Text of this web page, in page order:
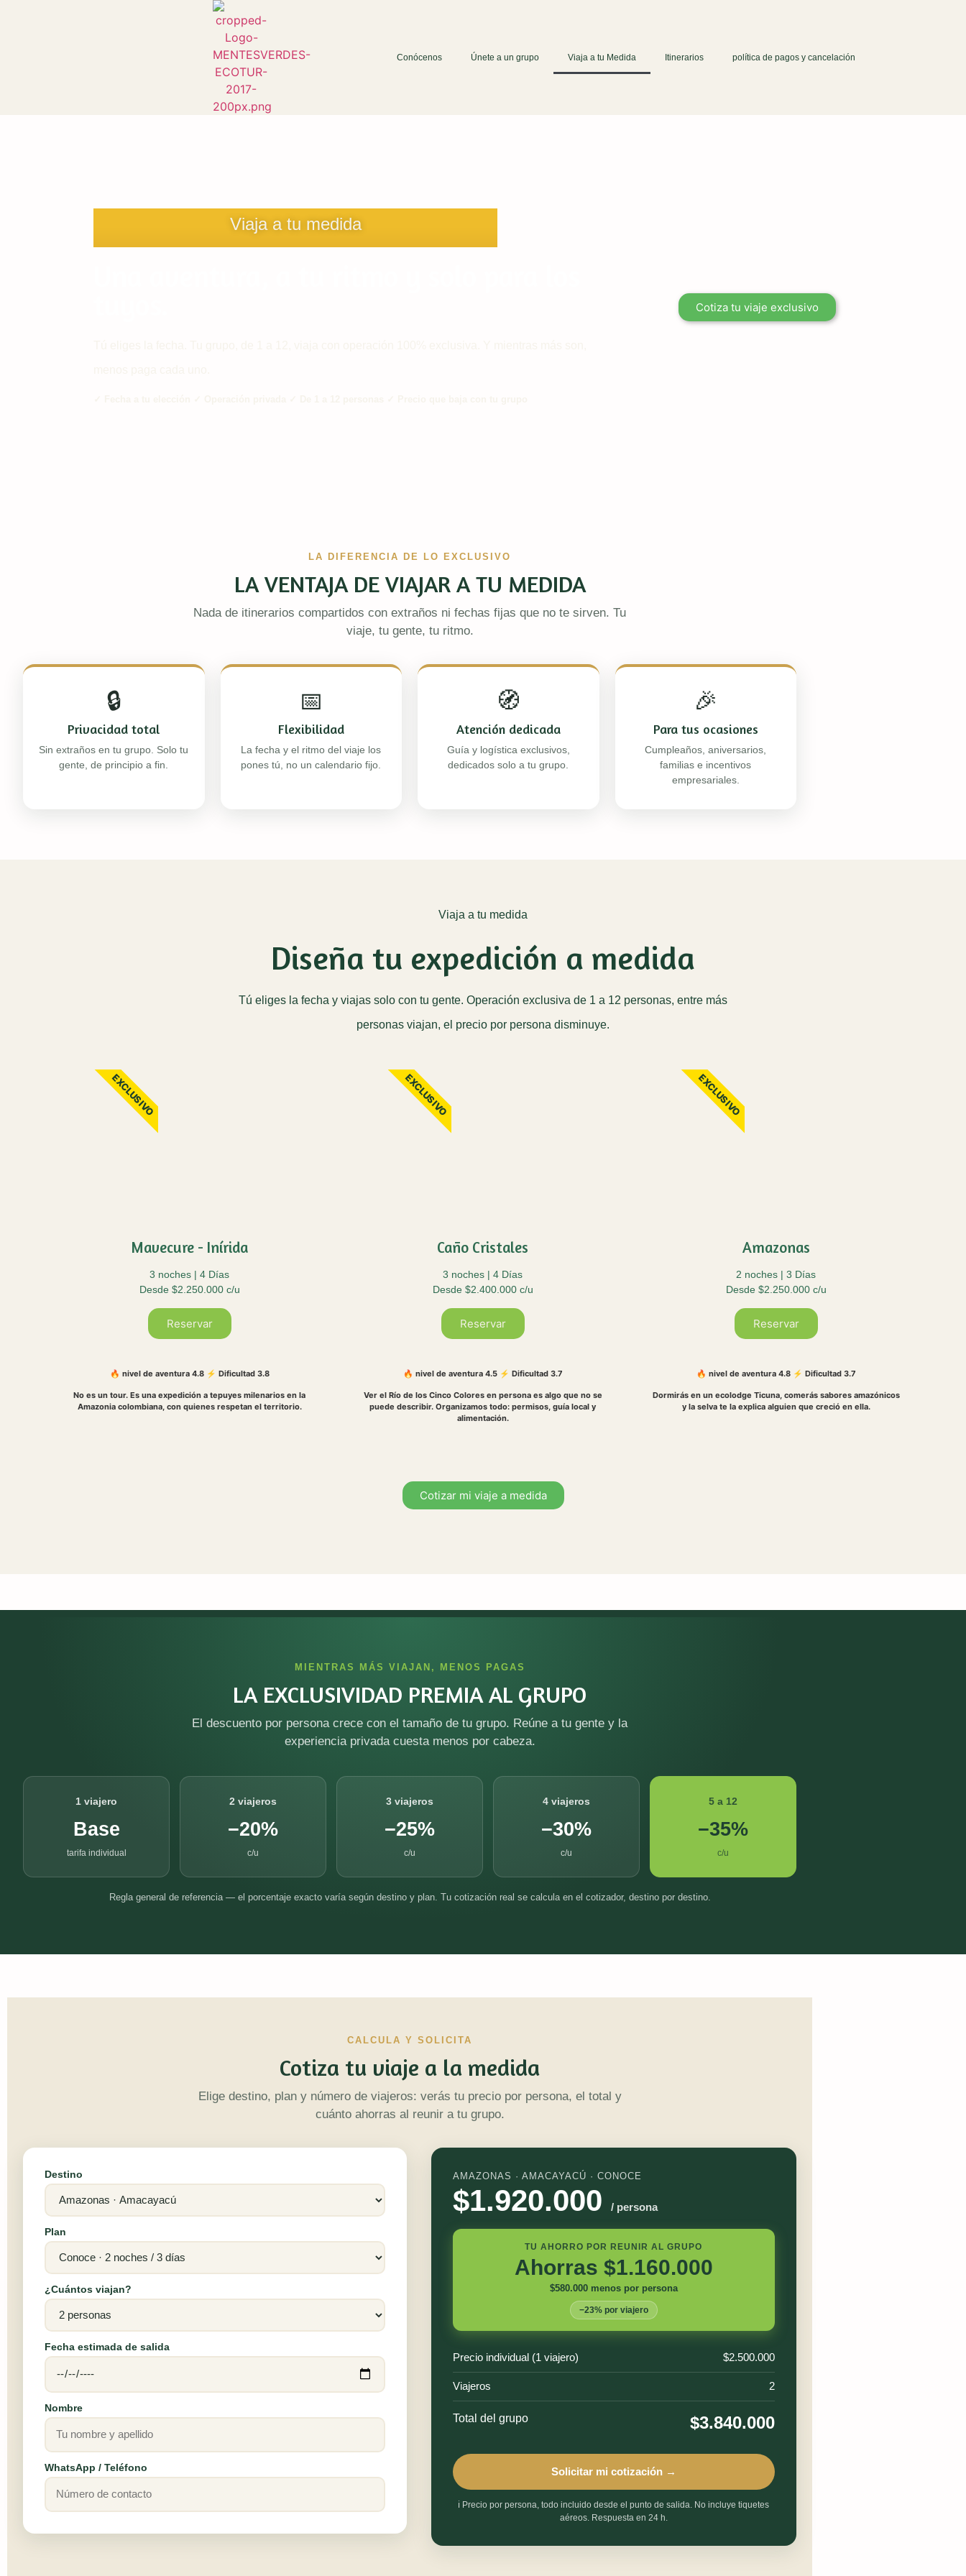
Conócenos Únete a un grupo Viaja a tu Medida Itinerarios política de pagos y cancelación
Viaja a tu medida
Cotiza tu viaje exclusivo
LA DIFERENCIA DE LO EXCLUSIVO
LA VENTAJA DE VIAJAR A TU MEDIDA
Nada de itinerarios compartidos con extraños ni fechas fijas que no te sirven. Tu
viaje, tu gente, tu ritmo.
🔒
Privacidad total
Sin extraños en tu grupo. Solo tu
gente, de principio a fin.
📅
Flexibilidad
La fecha y el ritmo del viaje los
pones tú, no un calendario fijo.
🧭
Atención dedicada
Guía y logística exclusivos,
dedicados solo a tu grupo.
🎉
Para tus ocasiones
Cumpleaños, aniversarios,
familias e incentivos
empresariales.
Viaja a tu medida
Diseña tu expedición a medida
Tú eliges la fecha y viajas solo con tu gente. Operación exclusiva de 1 a 12 personas, entre más
personas viajan, el precio por persona disminuye.
Mavecure - Inírida
3 noches | 4 Días
Desde $2.250.000 c/u
Reservar
EXCLUSIVO
🔥 nivel de aventura 4.8 ⚡ Dificultad 3.8
No es un tour. Es una expedición a tepuyes milenarios en la
Amazonia colombiana, con quienes respetan el territorio.
Caño Cristales
3 noches | 4 Días
Desde $2.400.000 c/u
Reservar
EXCLUSIVO
🔥 nivel de aventura 4.5 ⚡ Dificultad 3.7
Ver el Río de los Cinco Colores en persona es algo que no se
puede describir. Organizamos todo: permisos, guía local y
alimentación.
Amazonas
2 noches | 3 Días
Desde $2.250.000 c/u
Reservar
EXCLUSIVO
🔥 nivel de aventura 4.8 ⚡ Dificultad 3.7
Dormirás en un ecolodge Ticuna, comerás sabores amazónicos
y la selva te la explica alguien que creció en ella.
Cotizar mi viaje a medida
MIENTRAS MÁS VIAJAN, MENOS PAGAS
LA EXCLUSIVIDAD PREMIA AL GRUPO
El descuento por persona crece con el tamaño de tu grupo. Reúne a tu gente y la
experiencia privada cuesta menos por cabeza.
1 viajero
Base
tarifa individual
2 viajeros
−20%
c/u
3 viajeros
−25%
c/u
4 viajeros
−30%
c/u
5 a 12
−35%
c/u
Regla general de referencia — el porcentaje exacto varía según destino y plan. Tu cotización real se calcula en el cotizador, destino por destino.
CALCULA Y SOLICITA
Cotiza tu viaje a la medida
Elige destino, plan y número de viajeros: verás tu precio por persona, el total y
cuánto ahorras al reunir a tu grupo.
Destino
Plan
¿Cuántos viajan?
Fecha estimada de salida
Nombre
WhatsApp / Teléfono
AMAZONAS · AMACAYACÚ · CONOCE
$1.920.000 / persona
TU AHORRO POR REUNIR AL GRUPO
Ahorras $1.160.000
$580.000 menos por persona
−23% por viajero
Precio individual (1 viajero) $2.500.000
Viajeros 2
Total del grupo $3.840.000
Solicitar mi cotización →
ℹ️ Precio por persona, todo incluido desde el punto de salida. No incluye tiquetes
aéreos. Respuesta en 24 h.